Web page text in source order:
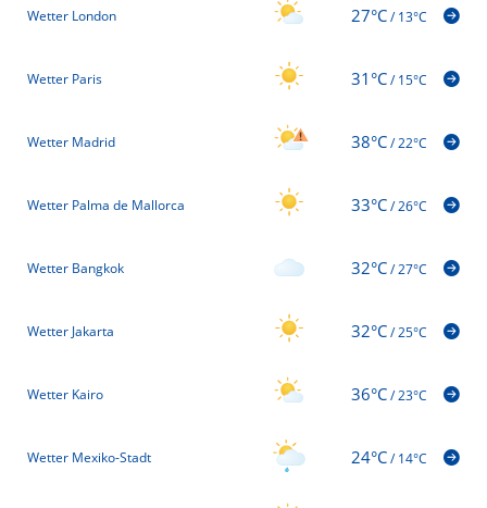
Wetter London 27°C/13°C
Wetter Paris 31°C/15°C
Wetter Madrid 38°C/22°C
Wetter Palma de Mallorca 33°C/26°C
Wetter Bangkok 32°C/27°C
Wetter Jakarta 32°C/25°C
Wetter Kairo 36°C/23°C
Wetter Mexiko-Stadt 24°C/14°C